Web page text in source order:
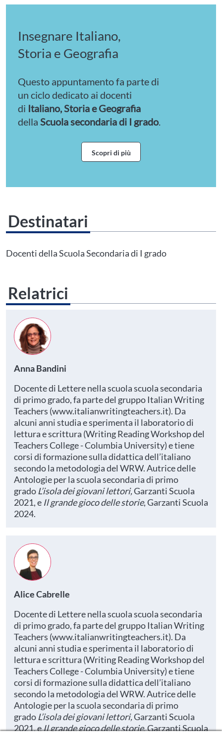
Insegnare Italiano,
Storia e Geografia
Questo appuntamento fa parte di
un ciclo dedicato ai docenti
di Italiano, Storia e Geografia
della Scuola secondaria di I grado.
Scopri di più
Destinatari
tuo profilo personalePrima di procedere all'iscrizione aggiorna le tue scuole in
Area Personale
Docenti della Scuola Secondaria di I grado
Relatrici
Anna Bandini
Docente di Lettere nella scuola scuola secondaria
di primo grado, fa parte del gruppo Italian Writing
Teachers (www.italianwritingteachers.it). Da
alcuni anni studia e sperimenta il laboratorio di
lettura e scrittura (Writing Reading Workshop del
Teachers College - Columbia University) e tiene
corsi di formazione sulla didattica dell’italiano
secondo la metodologia del WRW. Autrice delle
Antologie per la scuola secondaria di primo
grado L’isola dei giovani lettori,Garzanti Scuola
2021, e Il grande gioco delle storie, Garzanti Scuola
2024.
Alice Cabrelle
Docente di Lettere nella scuola scuola secondaria
di primo grado, fa parte del gruppo Italian Writing
Teachers (www.italianwritingteachers.it). Da
alcuni anni studia e sperimenta il laboratorio di
lettura e scrittura (Writing Reading Workshop del
Teachers College - Columbia University) e tiene
corsi di formazione sulla didattica dell’italiano
secondo la metodologia del WRW. Autrice delle
Antologie per la scuola secondaria di primo
grado L’isola dei giovani lettori,Garzanti Scuola
2021, eIl grande gioco delle storie, Garzanti Scuola